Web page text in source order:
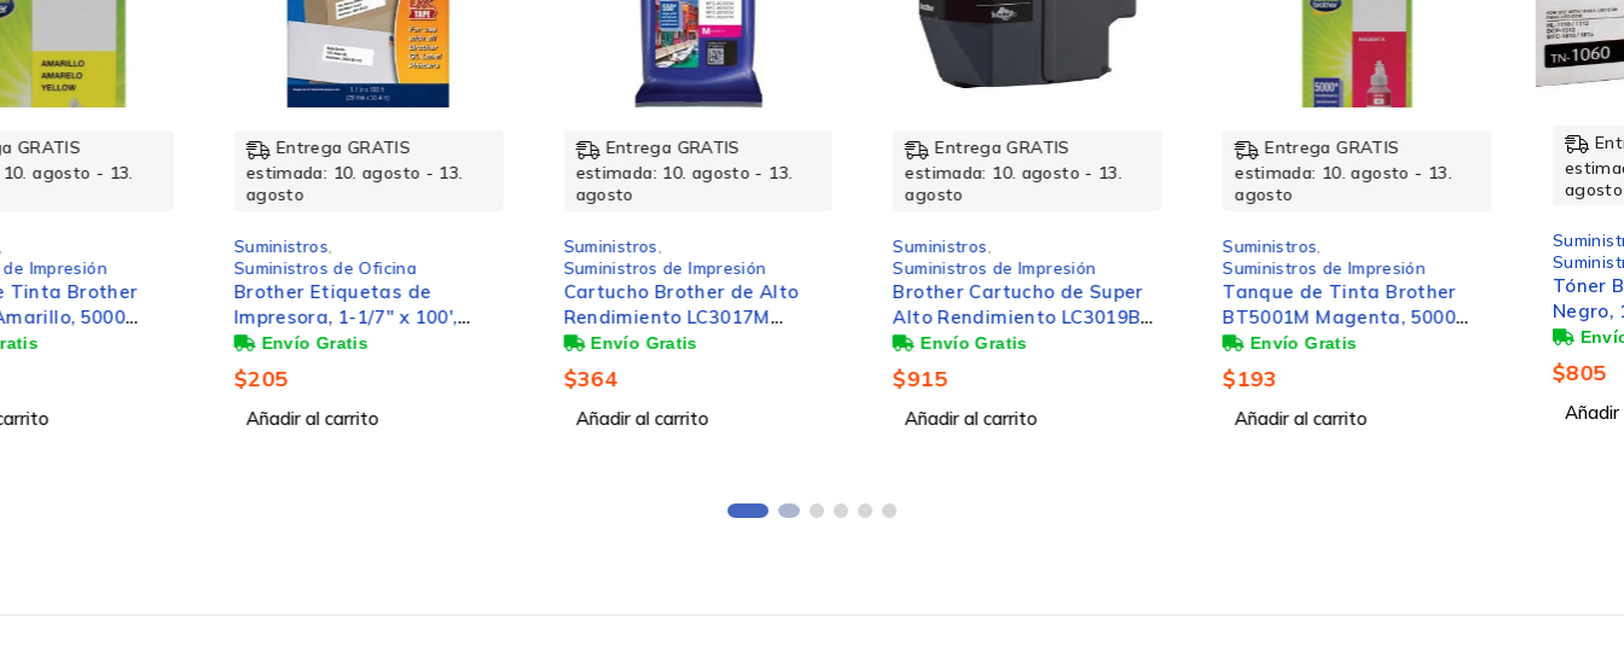
70ml
Entrega GRATIS
estimada: 10. agosto - 13.
Suministros de Oficina
Brother Etiquetas de
Impresora, 1-1/7'' x 100',
Blanco/Negro
Añadir al carrito
Entrega GRATIS
estimada: 10. agosto - 13.
Suministros de Impresión
Cartucho Brother de Alto
Rendimiento LC3017M
Magenta, 550 Páginas
Añadir al carrito
Entrega GRATIS
estimada: 10. agosto - 13.
Suministros de Impresión
Brother Cartucho de Super
Alto Rendimiento LC3019BK
Negro, 3000 Páginas
Añadir al carrito
Entrega GRATIS
estimada: 10. agosto - 13.
Suministros de Impresión
Tanque de Tinta Brother
BT5001M Magenta, 5000
Páginas
Añadir al carrito
Entrega GRATIS
estimada: 10. agosto - 13.
agosto
Suministros de Impresión
Tóner Brother TN1060
Negro, 1.000 Páginas
Añadir al carrito